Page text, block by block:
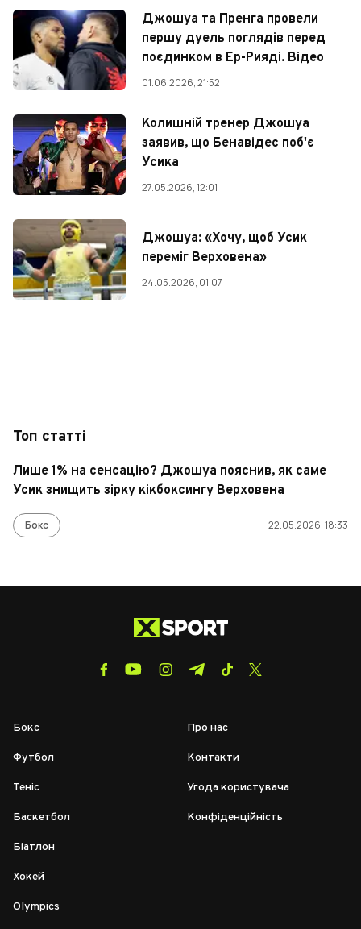
Джошуа та Пренга провели
першу дуель поглядів перед
поєдинком в Ер-Рияді. Відео
01.06.2026, 21:52
Колишній тренер Джошуа
заявив, що Бенавідес поб'є
Усика
27.05.2026, 12:01
Джошуа: «Хочу, щоб Усик
переміг Верховена»
24.05.2026, 01:07
Топ статті
Лише 1% на сенсацію? Джошуа пояснив, як саме
Усик знищить зірку кікбоксингу Верховена
Бокс 22.05.2026, 18:33
Бокс
Футбол
Теніс
Баскетбол
Біатлон
Хокей
Olympics
Про нас
Контакти
Угода користувача
Конфіденційність